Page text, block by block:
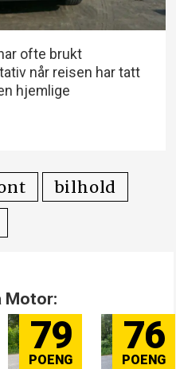
ofte brukt
når reisen har tatt
hjemlige
bilhold
Motor:
79 76